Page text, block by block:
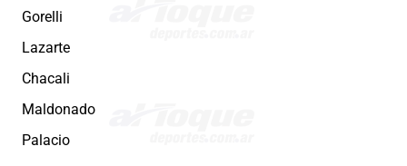
Gorelli
Lazarte
Chacali
Maldonado
Palacio